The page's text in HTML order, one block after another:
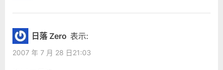
日落 Zero 表示:
2007 年 7 月 28 日21:03